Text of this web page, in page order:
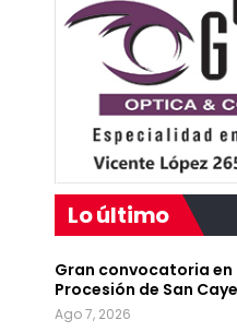
Lo último
Gran convocatoria en
Procesión de San
Ago 7, 2026